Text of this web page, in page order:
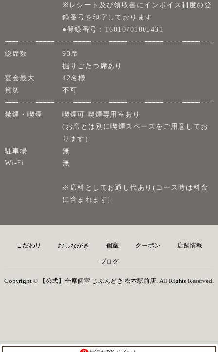
※レシート及び領収書にインボイス制度の登
録番号を印字しております
●登録番号：T6010701005431
総席数
93席
掘りごたつ席あり
宴会最大
42名様
貸切
不可
禁煙・喫煙
喫煙可 喫煙専用室あり
(お席とは別に喫煙スペースをご用意してお
ります)
駐車場
無
Wi-Fi
無
※席料としてお通し代あり(コース時は料金
に含まれます)
こだわり おしながき 個室 クーポン 店舗情報
ブログ
Copyright © 【公式】全席個室 じぶんどき 松本駅前店. All Rights Reserved.